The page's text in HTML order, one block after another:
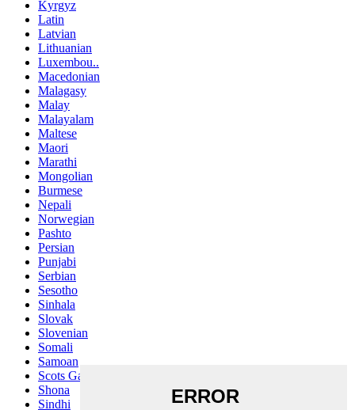
Kyrgyz
Latin
Latvian
Lithuanian
Luxembou..
Macedonian
Malagasy
Malay
Malayalam
Maltese
Maori
Marathi
Mongolian
Burmese
Nepali
Norwegian
Pashto
Persian
Punjabi
Serbian
Sesotho
Sinhala
Slovak
Slovenian
Somali
Samoan
Scots Gaelic
Shona
Sindhi